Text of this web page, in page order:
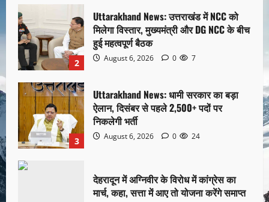
2
Uttarakhand News: उत्तराखंड में NCC को
मिलेगा विस्तार, मुख्यमंत्री और DG NCC के बीच
हुई महत्वपूर्ण बैठक
August 6, 2026 0 7
3
Uttarakhand News: धामी सरकार का बड़ा
ऐलान, दिसंबर से पहले 2,500+ पदों पर
निकलेगी भर्ती
August 6, 2026 0 24
देहरादून में अग्निवीर के विरोध में कांग्रेस का
मार्च, कहा, सत्ता में आए तो योजना करेंगे समाप्त